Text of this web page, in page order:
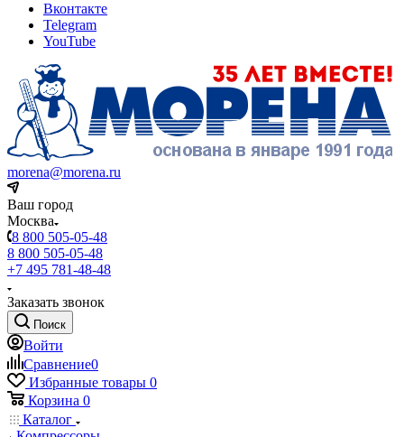
Вконтакте
Telegram
YouTube
morena@morena.ru
Ваш город
Москва
8 800 505-05-48
8 800 505-05-48
+7 495 781-48-48
Заказать звонок
Поиск
Войти
Сравнение0
Избранные товары 0
Корзина 0
Каталог